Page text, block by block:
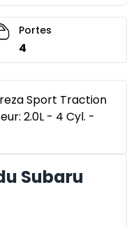
Portes
4
Sport Traction
2.0L - 4 Cyl. -
Subaru